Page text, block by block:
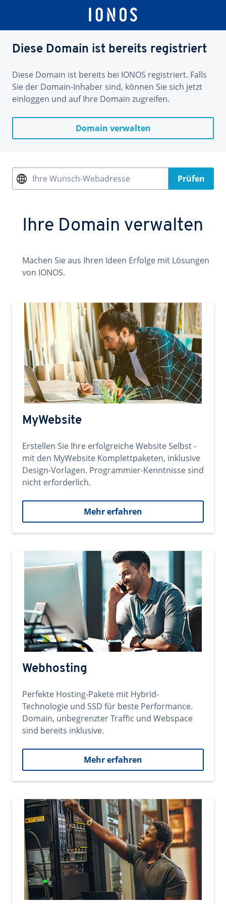
Diese Domain ist bereits registriert
Diese Domain ist bereits bei IONOS registriert. Falls
Sie der Domain-Inhaber sind, können Sie sich jetzt
einloggen und auf Ihre Domain zugreifen.
Domain verwalten
Ihre Wunsch-Webadresse Prüfen
Ihre Domain verwalten
Machen Sie aus Ihren Ideen Erfolge mit Lösungen
von IONOS.
MyWebsite
Erstellen Sie Ihre erfolgreiche Website Selbst -
mit den MyWebsite Komplettpaketen, inklusive
Design-Vorlagen. Programmier-Kenntnisse sind
nicht erforderlich.
Mehr erfahren
Webhosting
Perfekte Hosting-Pakete mit Hybrid-
Technologie und SSD für beste Performance.
Domain, unbegrenzter Traffic und Webspace
sind bereits inklusive.
Mehr erfahren